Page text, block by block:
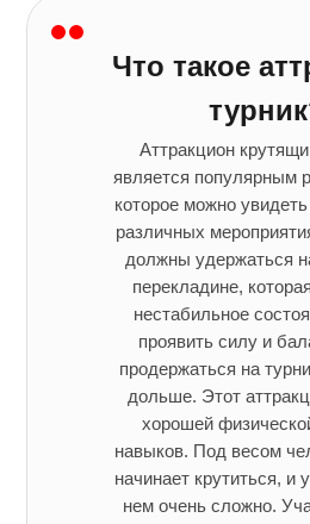
Что такое
Аттракцион
является популярным
которое можно
различных
должны удержаться
перекладине,
нестабильное
проявить силу и
продержаться на
дольше. Этот
хорошей
навыков. Под весом
начинает крутиться, и
нем очень сложно.